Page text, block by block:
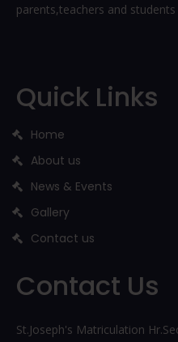
parents,teachers and students
Quick Links
Home
About us
News & Events
Gallery
Contact us
Contact Us
St.Joseph's Matriculation